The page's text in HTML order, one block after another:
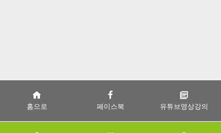
홈으로 페이스북 유튜브영상강의